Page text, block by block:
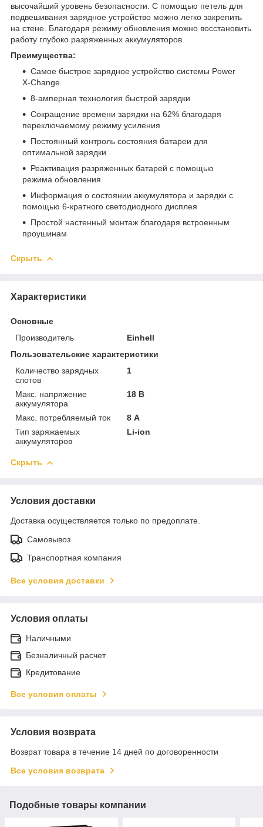
высочайший уровень безопасности. С помощью петель для
подвешивания зарядное устройство можно легко закрепить
на стене. Благодаря режиму обновления можно восстановить
работу глубоко разряженных аккумуляторов.
Преимущества:
Самое быстрое зарядное устройство системы Power
X-Change
8-амперная технология быстрой зарядки
Сокращение времени зарядки на 62% благодаря
переключаемому режиму усиления
Постоянный контроль состояния батареи для
оптимальной зарядки
Реактивация разряженных батарей с помощью
режима обновления
Информация о состоянии аккумулятора и зарядки с
помощью 6-кратного светодиодного дисплея
Простой настенный монтаж благодаря встроенным
проушинам
Скрыть
Характеристики
Основные
Производитель
Einhell
Пользовательские характеристики
Количество зарядных
слотов
1
Макс. напряжение
аккумулятора
18 В
Макс. потребляемый ток
8 А
Тип заряжаемых
аккумуляторов
Li-ion
Скрыть
Условия доставки
Доставка осуществляется только по предоплате.
Самовывоз
Транспортная компания
Все условия доставки
Условия оплаты
Наличными
Безналичный расчет
Кредитование
Все условия оплаты
Условия возврата
Возврат товара в течение 14 дней по договоренности
Все условия возврата
Подобные товары компании